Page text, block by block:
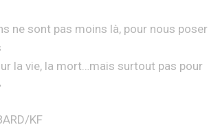
ne sont pas moins là, pour nous poser
la vie, la mort…mais surtout pas pour
KF